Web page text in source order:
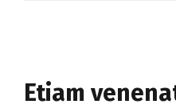
Etiam